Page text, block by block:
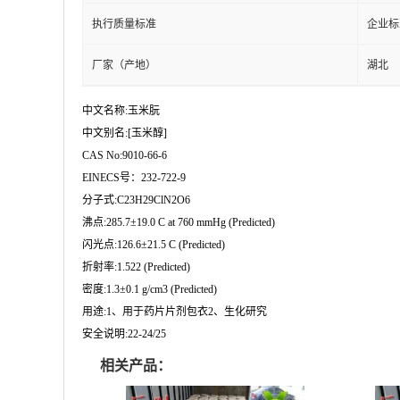
执行质量标准 企业
厂家（产地） 湖北
中文名称:玉米朊
中文别名:[玉米醇]
CAS No:9010-66-6
EINECS号：232-722-9
分子式:C23H29ClN2O6
沸点:285.7±19.0 C at 760 mmHg (Predicted)
闪光点:126.6±21.5 C (Predicted)
折射率:1.522 (Predicted)
密度:1.3±0.1 g/cm3 (Predicted)
用途:1、用于药片片剂包衣2、生化研究
安全说明:22-24/25
相关产品：